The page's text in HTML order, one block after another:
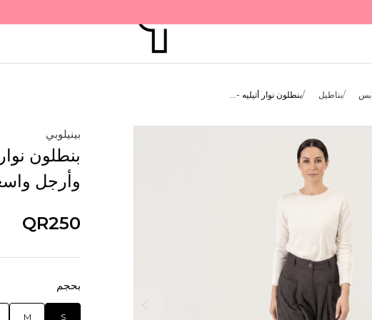
بناطيل بنطلون نوار أتيليه -...
بينيلوبي
بنطلون
وأرجل
QR250
بحجم
S
M